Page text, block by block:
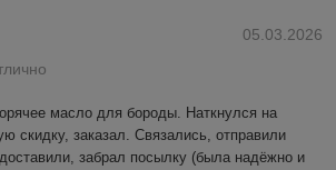
05.03.2026
масло для бороды. Наткнулся на
скидку, заказал. Связались, отправили
забрал посылку (была надёжно и